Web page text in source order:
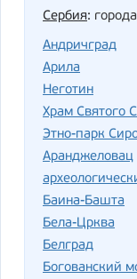
Сербия:
Андричград
Арила
Неготин
Храм Святого
Этно-парк
Аранджеловац
Баина-Башта
Бела-Црква
Белград
Богованский